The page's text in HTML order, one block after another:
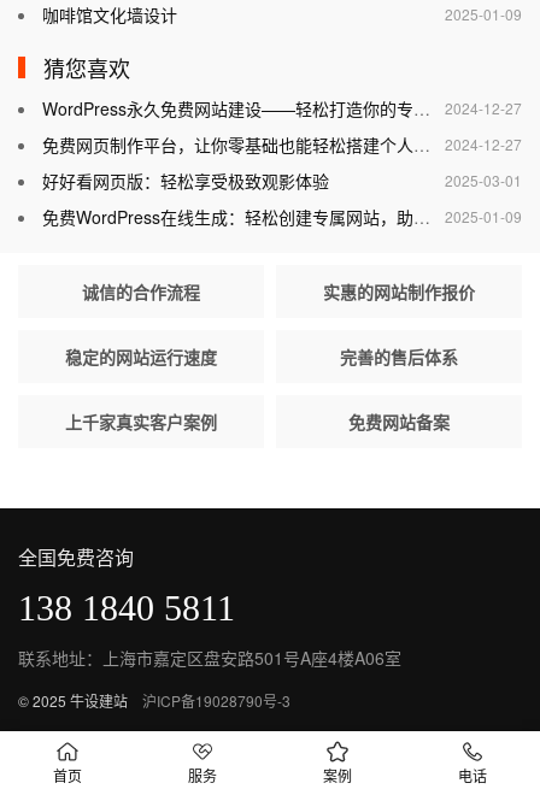
2025-01-09
咖啡馆文化墙设计
猜您喜欢
2024-12-27
WordPress永久免费网站建设——轻松打造你的专属网站
2024-12-27
免费网页制作平台，让你零基础也能轻松搭建个人网站
2025-03-01
好好看网页版：轻松享受极致观影体验
2025-01-09
免费WordPress在线生成：轻松创建专属网站，助力个人与企业腾飞
诚信的合作流程 实惠的网站制作报价
稳定的网站运行速度 完善的售后体系
上千家真实客户案例 免费网站备案
全国免费咨询
138 1840 5811
联系地址：上海市嘉定区盘安路501号A座4楼A06室
© 2025 牛设建站 沪ICP备19028790号-3
首页 服务 案例 电话